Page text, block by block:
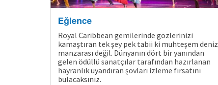
Eğlence
Royal Caribbean gemilerinde gözlerinizi
kamaştıran tek şey pek tabii ki muhteşem deniz
manzarası değil. Dünyanın dört bir yanından
gelen ödüllü sanatçılar tarafından hazırlanan
hayranlık uyandıran şovları izleme fırsatını
bulacaksınız.